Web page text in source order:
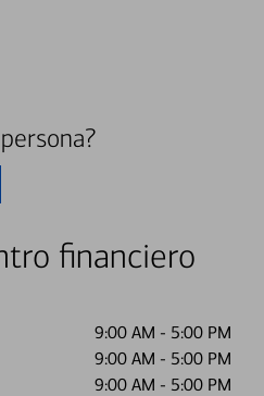
financiero
9:00 AM - 5:00 PM
9:00 AM - 5:00 PM
9:00 AM - 5:00 PM